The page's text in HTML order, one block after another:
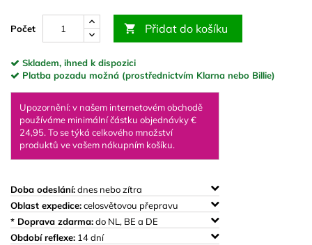
Počet  Přidat do košíku
Skladem, ihned k dispozici
Platba pozadu možná (prostřednictvím Klarna nebo Billie)
Upozornění: v našem internetovém obchodě
používáme minimální částku objednávky €
24,95. To se týká celkového množství
produktů ve vašem nákupním košíku.
Doba odeslání:dnes nebo zítra
Oblast expedice:celosvětovou přepravu
* Doprava zdarma:do NL, BE a DE
Období reflexe: 14 dní